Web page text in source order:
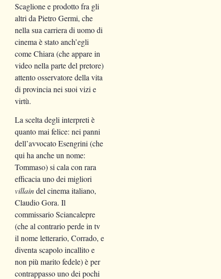
Scaglione e prodotto fra gli
altri da Pietro Germi, che
nella sua carriera di uomo di
cinema è stato anch’egli
come Chiara (che appare in
video nella parte del pretore)
attento osservatore della vita
di provincia nei suoi vizi e
virtù.
La scelta degli interpreti è
quanto mai felice: nei panni
dell’avvocato Esengrini (che
qui ha anche un nome:
Tommaso) si cala con rara
efficacia uno dei migliori
villaindel cinema italiano,
Claudio Gora. Il
commissario Sciancalepre
(che al contrario perde in tv
il nome letterario, Corrado, e
diventa scapolo incallito e
non più marito fedele) è per
contrappasso uno dei pochi